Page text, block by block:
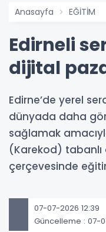
Anasayfa EĞİTİM
Edirneli
dijital
Edirne’de yerel
dünyada daha
sağlamak
(Karekod) tabanlı
çerçevesinde
07-07-2026 12:39
Güncelleme : 07-